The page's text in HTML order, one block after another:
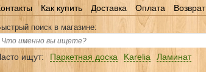
Как купить Доставка Оплата Возврат
поиск в магазине:
ищут: Паркетная доска Karelia Ламинат